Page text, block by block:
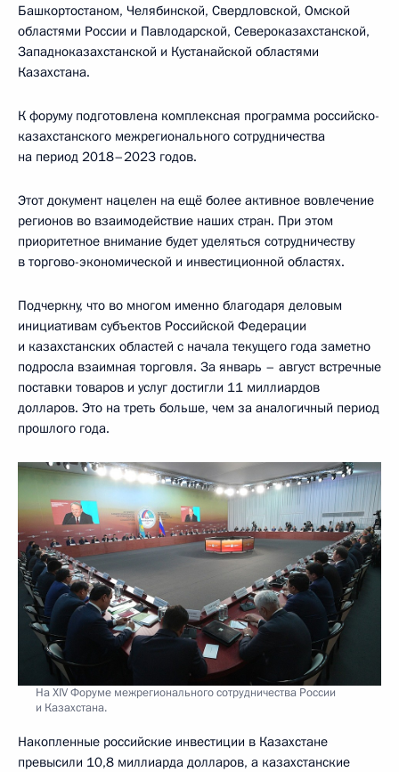
Башкортостаном, Челябинской, Свердловской, Омской
областями России и Павлодарской, Североказахстанской,
Западноказахстанской и Кустанайской областями
Казахстана.
К форуму подготовлена комплексная программа российско-
казахстанского межрегионального сотрудничества
на период 2018–2023 годов.
Этот документ нацелен на ещё более активное вовлечение
регионов во взаимодействие наших стран. При этом
приоритетное внимание будет уделяться сотрудничеству
в торгово-экономической и инвестиционной областях.
Подчеркну, что во многом именно благодаря деловым
инициативам субъектов Российской Федерации
и казахстанских областей с начала текущего года заметно
подросла взаимная торговля. За январь – август встречные
поставки товаров и услуг достигли 11 миллиардов
долларов. Это на треть больше, чем за аналогичный период
прошлого года.
На XIV Форуме межрегионального сотрудничества России
и Казахстана.
Накопленные российские инвестиции в Казахстане
превысили 10,8 миллиарда долларов, а казахстанские